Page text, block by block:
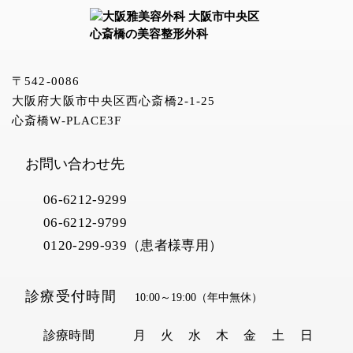
〒542-0086
大阪府大阪市中央区西心斎橋2-1-25
心斎橋W-PLACE3F
お問い合わせ先
06-6212-9299
06-6212-9799
0120-299-939（患者様専用）
診療受付時間 10:00～19:00 （年中無休）
診療時間 月 火 水 木 金 土 日